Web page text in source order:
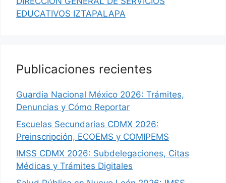
EDUCATIVOS IZTAPALAPA
Publicaciones recientes
Guardia Nacional México 2026: Trámites,
Denuncias y Cómo Reportar
Escuelas Secundarias CDMX 2026:
Preinscripción, ECOEMS y COMIPEMS
IMSS CDMX 2026: Subdelegaciones, Citas
Médicas y Trámites Digitales